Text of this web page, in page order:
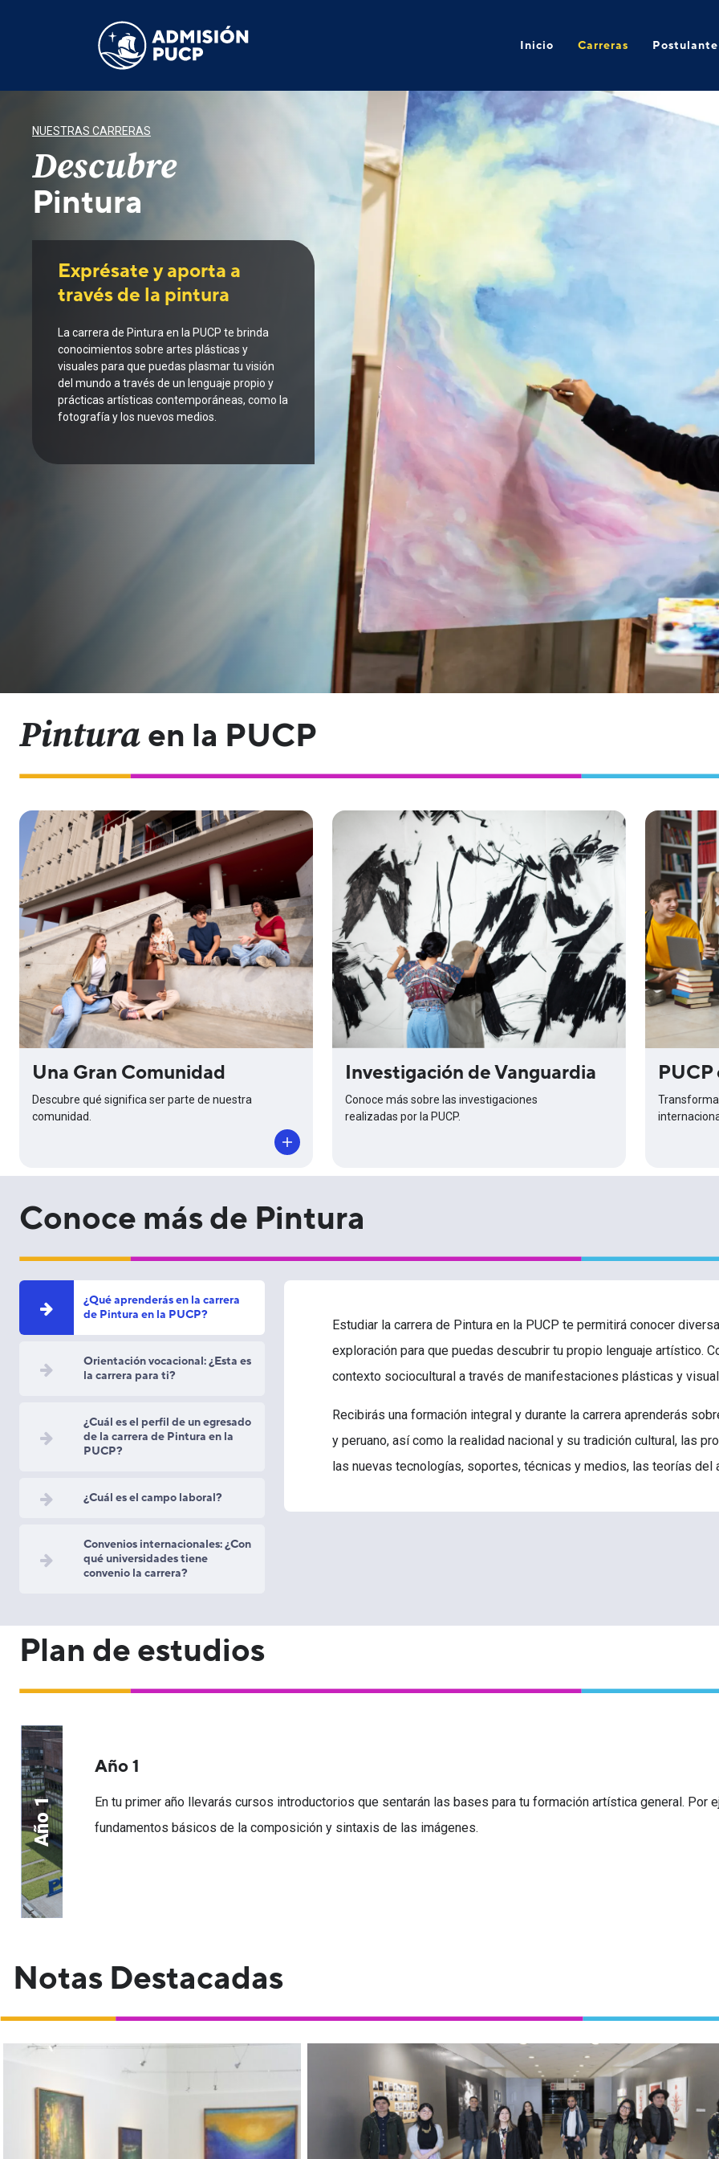
Inicio Carreras Postulante
NUESTRAS CARRERAS
Descubre
Pintura
Exprésate y aporta a
través de la pintura
La carrera de Pintura en la PUCP te brinda
conocimientos sobre artes plásticas y
visuales para que puedas plasmar tu visión
del mundo a través de un lenguaje propio y
prácticas artísticas contemporáneas, como la
fotografía y los nuevos medios.
Pinturaen la PUCP
Una Gran Comunidad
Descubre qué significa ser parte de nuestra
comunidad.
Investigación de Vanguardia
Conoce más sobre las investigaciones
realizadas por la PUCP.
Conoce más de Pintura
¿Qué aprenderás en la carrera
de Pintura en la PUCP?
Orientación vocacional: ¿Esta es
la carrera para ti?
¿Cuál es el perfil de un egresado
de la carrera de Pintura en la
PUCP?
¿Cuál es el campo laboral?
Convenios internacionales: ¿Con
qué universidades tiene
convenio la carrera?
Estudiar la carrera de Pintura en la PUCP te permitirá conocer
exploración para que puedas descubrir tu propio lenguaje artístico.
contexto sociocultural a través de manifestaciones plásticas y
Recibirás una formación integral y durante la carrera aprenderás
y peruano, así como la realidad nacional y su tradición cultural, las
las nuevas tecnologías, soportes, técnicas y medios, las teorías del
Plan de estudios
Año 1
Año 1
En tu primer año llevarás cursos introductorios que sentarán las bases para tu formación artística general. Por
fundamentos básicos de la composición y sintaxis de las imágenes.
Notas Destacadas
Akemi Yagui Kaqui, Carlos Ladines Ijiri, Valeria Kohatsu
Nakasone Arakaki y Narumi Ogusuku Higa reflexionan
cuerpo, la hibridación cultural, la identidad, la memoria y la